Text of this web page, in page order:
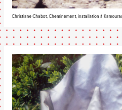
Christiane Chabot, Cheminement, installation à